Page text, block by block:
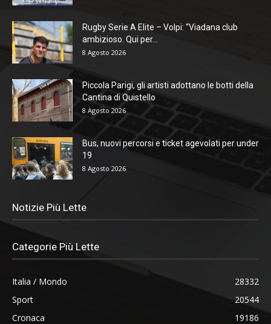
Rugby Serie A Elite – Volpi: “Viadana club
ambizioso. Qui per...
8 Agosto 2026
Piccola Parigi, gli artisti adottano le botti della
Cantina di Quistello
8 Agosto 2026
Bus, nuovi percorsi e ticket agevolati per under
19
8 Agosto 2026
Notizie Più Lette
Categorie Più Lette
Italia / Mondo
28332
Sport
20544
Cronaca
19186